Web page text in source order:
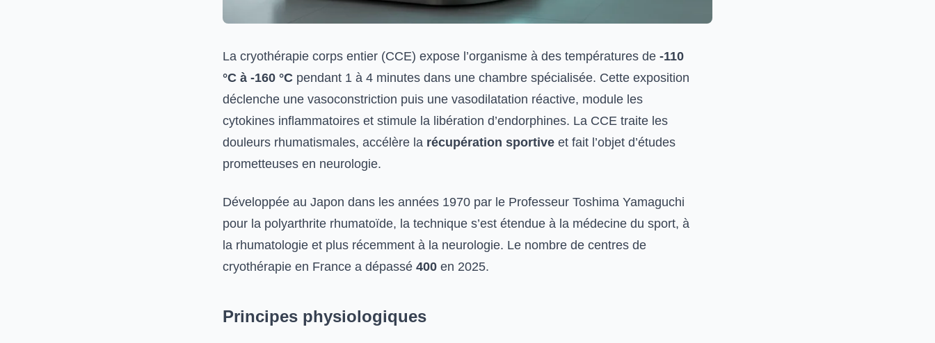
La cryothérapie corps entier (CCE) expose l’organisme à des températures de -110
°C à -160 °C pendant 1 à 4 minutes dans une chambre spécialisée. Cette exposition
déclenche une vasoconstriction puis une vasodilatation réactive, module les
cytokines inflammatoires et stimule la libération d’endorphines. La CCE traite les
douleurs rhumatismales, accélère la récupération sportive et fait l’objet d’études
prometteuses en neurologie.
Développée au Japon dans les années 1970 par le Professeur Toshima Yamaguchi
pour la polyarthrite rhumatoïde, la technique s’est étendue à la médecine du sport, à
la rhumatologie et plus récemment à la neurologie. Le nombre de centres de
cryothérapie en France a dépassé 400 en 2025.
Principes physiologiques